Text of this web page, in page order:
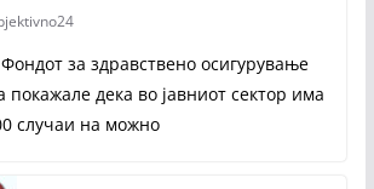
за здравствено осигурување
покажале дека во јавниот сектор има
случаи на можно